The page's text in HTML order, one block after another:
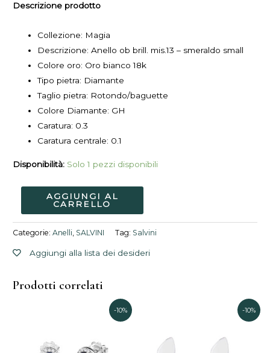
2.445,00€.
Descrizione prodotto
Collezione: Magia
Descrizione:Anello ob brill. mis.13 – smeraldo small
Colore oro: Oro bianco 18k
Tipo pietra: Diamante
Taglio pietra: Rotondo/baguette
Colore Diamante: GH
Caratura: 0.3
Caratura centrale: 0.1
Disponibilità: Solo 1 pezzi disponibili
AGGIUNGI AL
CARRELLO
Categorie:Anelli, SALVINI Tag: Salvini
Aggiungi alla lista dei desideri
Prodotti correlati
-10%
era:
Il
prezzo
-10%
Il